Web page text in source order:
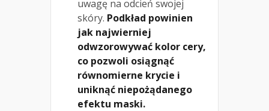
uwagę na odcień swojej
skóry. Podkład powinien
jak najwierniej
odwzorowywać kolor cery,
co pozwoli osiągnąć
równomierne krycie i
uniknąć niepożądanego
efektu maski.